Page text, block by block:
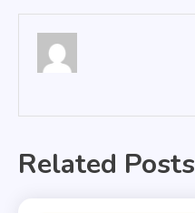
Related Posts